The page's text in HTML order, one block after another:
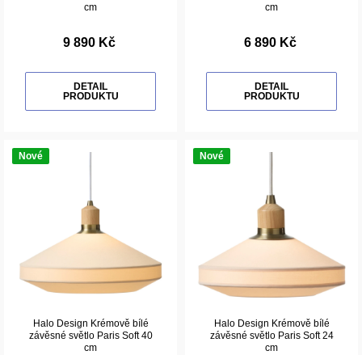
cm
9 890 Kč
DETAIL
PRODUKTU
cm
6 890 Kč
DETAIL
PRODUKTU
Nové
Halo Design Krémově bílé
závěsné světlo Paris Soft 40
cm
Nové
Halo Design Krémově bílé
závěsné světlo Paris Soft 24
cm